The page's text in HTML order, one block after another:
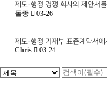
제도·행정 경쟁 회사와 제안서
돌종 03-26
제도·행정 기재부 표준계약서
Chris 03-24